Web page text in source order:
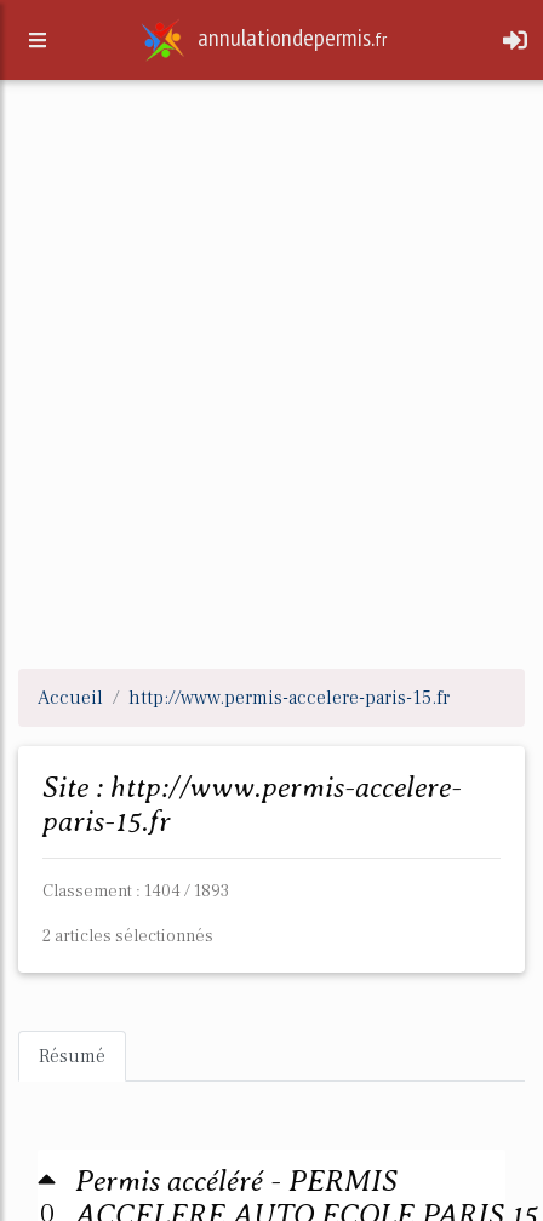
annulationdepermis.fr
Accueil http://www.permis-accelere-paris-15.fr
Site : http://www.permis-accelere-
paris-15.fr
Classement : 1404 / 1893
2 articles sélectionnés
Résumé
0
Permis accéléré - PERMIS